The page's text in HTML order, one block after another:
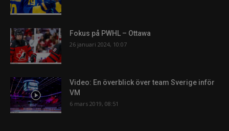
Fokus på PWHL – Ottawa
26 januari 2024, 10:07
Video: En överblick över team Sverige inför
VM
6 mars 2019, 08:51